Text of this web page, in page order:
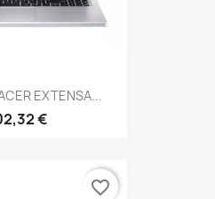
EXTENSA...
€
favorite_border